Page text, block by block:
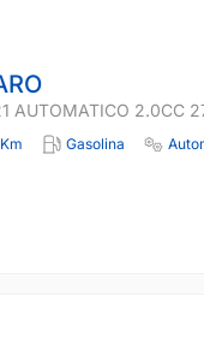
AUTOMATICO 2.0CC
Gasolina